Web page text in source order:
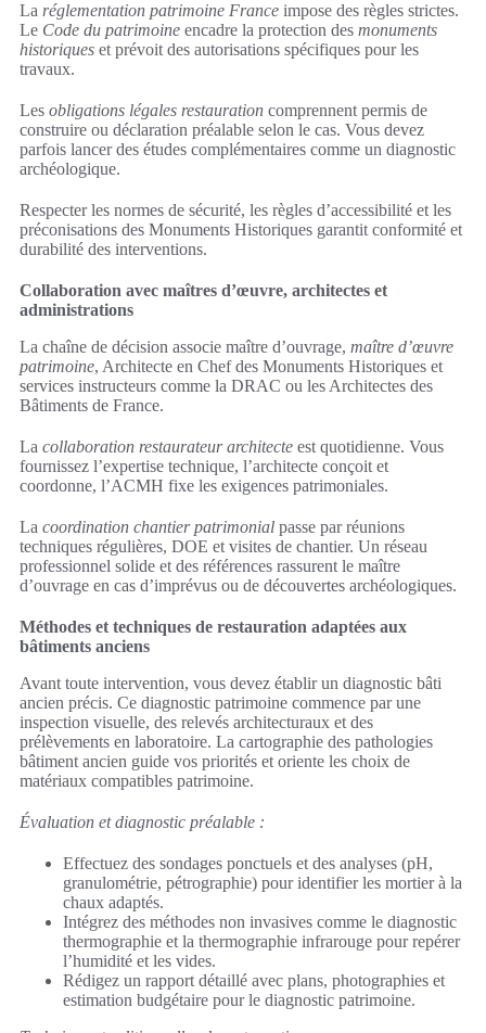
La réglementation patrimoine France impose des règles strictes.
Le Code du patrimoine encadre la protection des monuments
historiques et prévoit des autorisations spécifiques pour les
travaux.
Les obligations légales restauration comprennent permis de
construire ou déclaration préalable selon le cas. Vous devez
parfois lancer des études complémentaires comme un diagnostic
archéologique.
Respecter les normes de sécurité, les règles d’accessibilité et les
préconisations des Monuments Historiques garantit conformité et
durabilité des interventions.
Collaboration avec maîtres d’œuvre, architectes et
administrations
La chaîne de décision associe maître d’ouvrage, maître d’œuvre
patrimoine, Architecte en Chef des Monuments Historiques et
services instructeurs comme la DRAC ou les Architectes des
Bâtiments de France.
La collaboration restaurateur architecte est quotidienne. Vous
fournissez l’expertise technique, l’architecte conçoit et
coordonne, l’ACMH fixe les exigences patrimoniales.
La coordination chantier patrimonial passe par réunions
techniques régulières, DOE et visites de chantier. Un réseau
professionnel solide et des références rassurent le maître
d’ouvrage en cas d’imprévus ou de découvertes archéologiques.
Méthodes et techniques de restauration adaptées aux
bâtiments anciens
Avant toute intervention, vous devez établir un diagnostic bâti
ancien précis. Ce diagnostic patrimoine commence par une
inspection visuelle, des relevés architecturaux et des
prélèvements en laboratoire. La cartographie des pathologies
bâtiment ancien guide vos priorités et oriente les choix de
matériaux compatibles patrimoine.
Évaluation et diagnostic préalable :
Effectuez des sondages ponctuels et des analyses (pH,
granulométrie, pétrographie) pour identifier les mortier à la
chaux adaptés.
Intégrez des méthodes non invasives comme le diagnostic
thermographie et la thermographie infrarouge pour repérer
l’humidité et les vides.
Rédigez un rapport détaillé avec plans, photographies et
estimation budgétaire pour le diagnostic patrimoine.